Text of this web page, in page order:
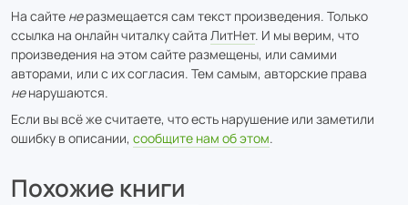
На сайте неразмещается сам текст произведения. Только
ссылка на онлайн читалку сайта ЛитНет. И мы верим, что
произведения на этом сайте размещены, или самими
авторами, или с их согласия. Тем самым, авторские права
ненарушаются.
Если вы всё же считаете, что есть нарушение или заметили
ошибку в описании, сообщите нам об этом.
Похожие книги